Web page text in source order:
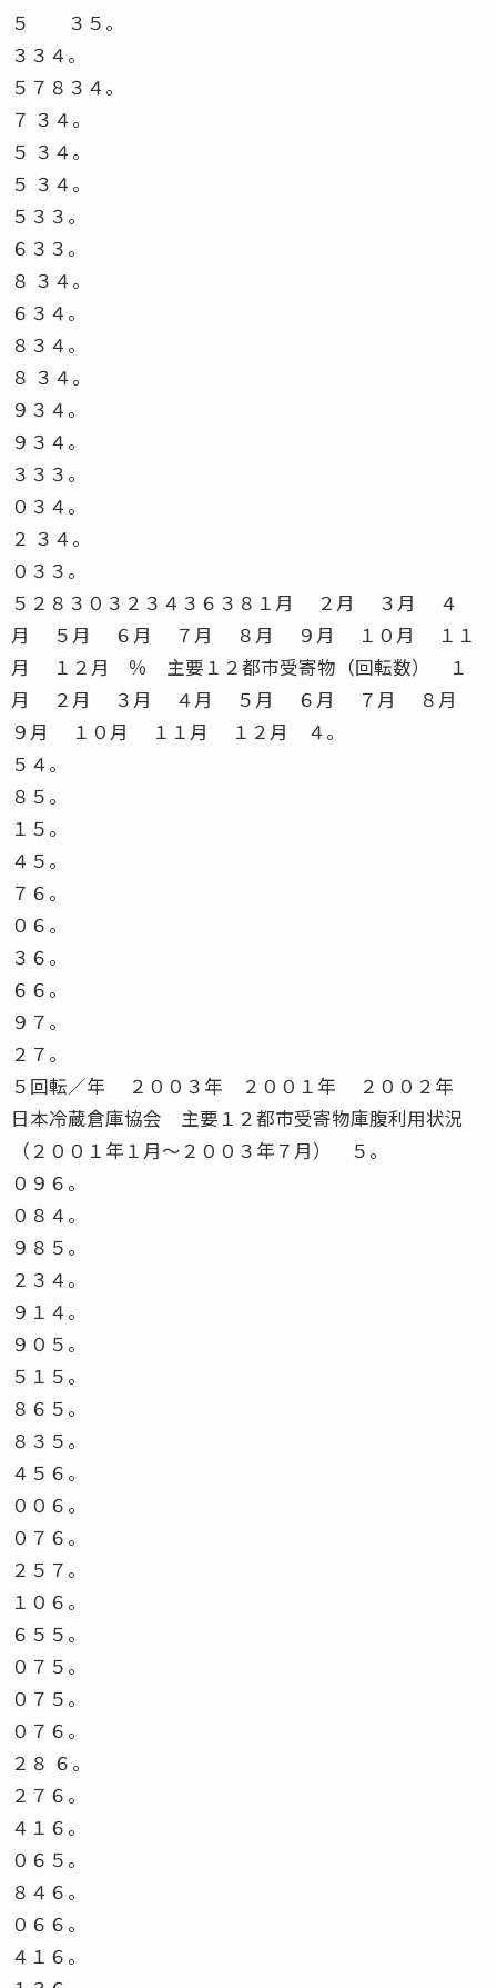
５ ３５。
３３４。
５７８３４。
７ ３４。
５ ３４。
５ ３４。
５３３。
６３３。
８ ３４。
６３４。
８３４。
８ ３４。
９３４。
９３４。
３３３。
０３４。
２ ３４。
０３３。
５２８３０３２３４３６３８１月 ２月 ３月 ４
月 ５月 ６月 ７月 ８月 ９月 １０月 １１
月 １２月 ％ 主要１２都市受寄物（回転数） １
月 ２月 ３月 ４月 ５月 ６月 ７月 ８月
９月 １０月 １１月 １２月 ４。
５４。
８５。
１５。
４５。
７６。
０６。
３６。
６６。
９７。
２７。
５回転／年 ２００３年 ２００１年 ２００２年
日本冷蔵倉庫協会 主要１２都市受寄物庫腹利用状況
（２００１年１月〜２００３年７月） ５。
０９６。
０８４。
９８５。
２３４。
９１４。
９０５。
５１５。
８６５。
８３５。
４５６。
００６。
０７６。
２５７。
１０６。
６５５。
０７５。
０７５。
０７６。
２８ ６。
２７６。
４１６。
０６５。
８４６。
０６６。
４１６。